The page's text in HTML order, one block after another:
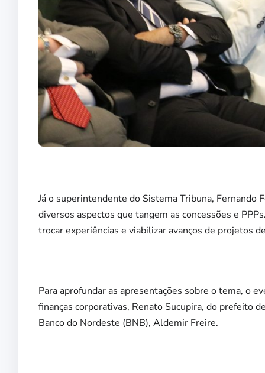
Já o superintendente do Sistema Tribuna, Fernando
diversos aspectos que tangem as concessões e
trocar experiências e viabilizar avanços de projetos
Para aprofundar as apresentações sobre o tema, o
finanças corporativas, Renato Sucupira, do prefeito
Banco do Nordeste (BNB), Aldemir Freire.